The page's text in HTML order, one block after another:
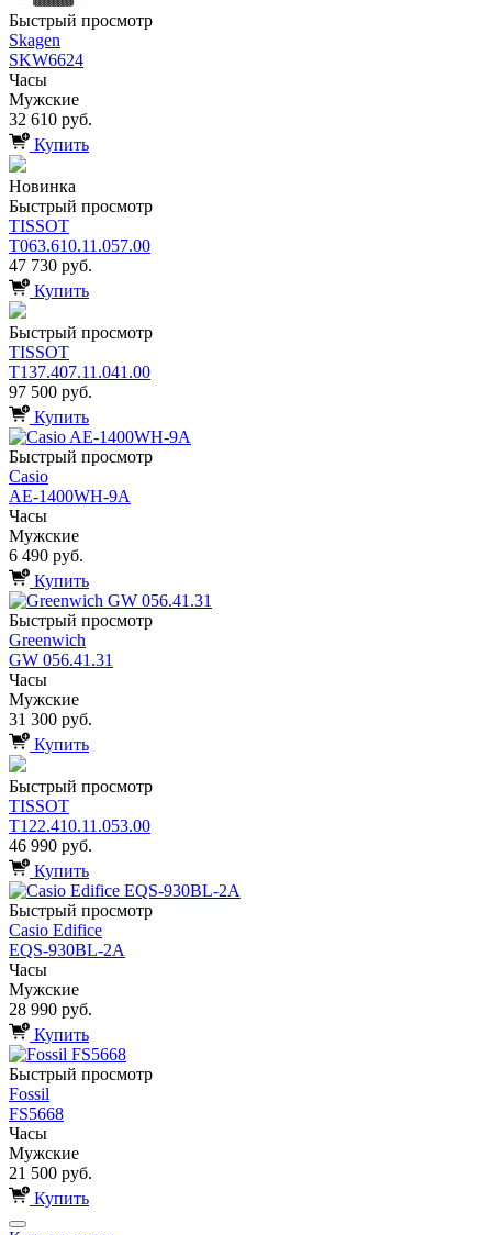
Быстрый просмотр
Skagen
SKW6624
Часы
Мужские
32 610 руб.
Купить
Новинка
Быстрый просмотр
TISSOT
T063.610.11.057.00
47 730 руб.
Купить
Быстрый просмотр
TISSOT
T137.407.11.041.00
97 500 руб.
Купить
Быстрый просмотр
Casio
AE-1400WH-9A
Часы
Мужские
6 490 руб.
Купить
Быстрый просмотр
Greenwich
GW 056.41.31
Часы
Мужские
31 300 руб.
Купить
Быстрый просмотр
TISSOT
T122.410.11.053.00
46 990 руб.
Купить
Быстрый просмотр
Casio Edifice
EQS-930BL-2A
Часы
Мужские
28 990 руб.
Купить
Быстрый просмотр
Fossil
FS5668
Часы
Мужские
21 500 руб.
Купить